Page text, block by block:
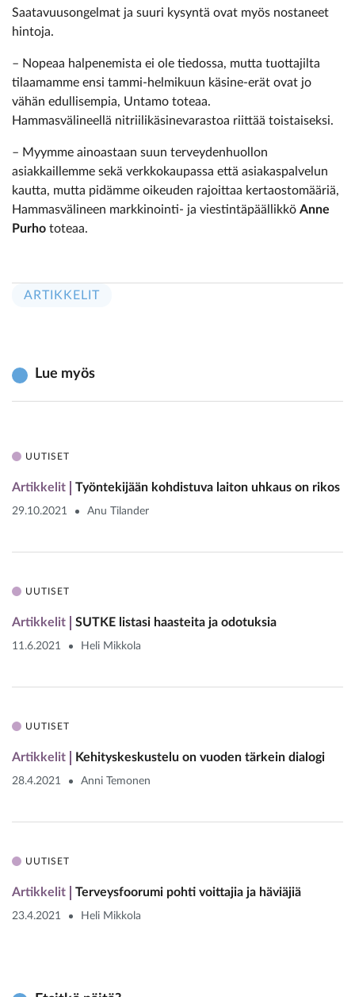
Saatavuusongelmat ja suuri kysyntä ovat myös nostaneet
hintoja.
– Nopeaa halpenemista ei ole tiedossa, mutta tuottajilta
tilaamamme ensi tammi-helmikuun käsine-erät ovat jo
vähän edullisempia, Untamo toteaa.
Hammasvälineellä nitriilikäsinevarastoa riittää toistaiseksi.
– Myymme ainoastaan suun terveydenhuollon
asiakkaillemme sekä verkkokaupassa että asiakaspalvelun
kautta, mutta pidämme oikeuden rajoittaa kertaostomääriä,
Hammasvälineen markkinointi- ja viestintäpäällikkö Anne
Purho toteaa.
ARTIKKELIT
Lue myös
UUTISET
Artikkelit Työntekijään kohdistuva laiton uhkaus on rikos
29.10.2021 Anu Tilander
UUTISET
Artikkelit SUTKE listasi haasteita ja odotuksia
11.6.2021 Heli Mikkola
UUTISET
Artikkelit Kehityskeskustelu on vuoden tärkein dialogi
28.4.2021 Anni Temonen
UUTISET
Artikkelit Terveysfoorumi pohti voittajia ja häviäjiä
23.4.2021 Heli Mikkola